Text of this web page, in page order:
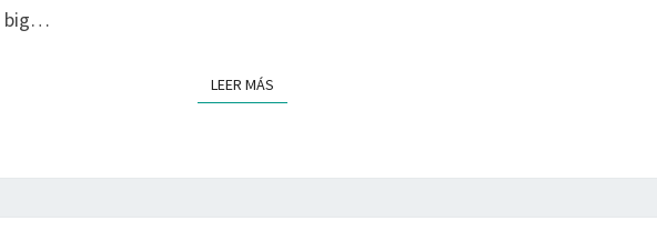
big…
LEER MÁS